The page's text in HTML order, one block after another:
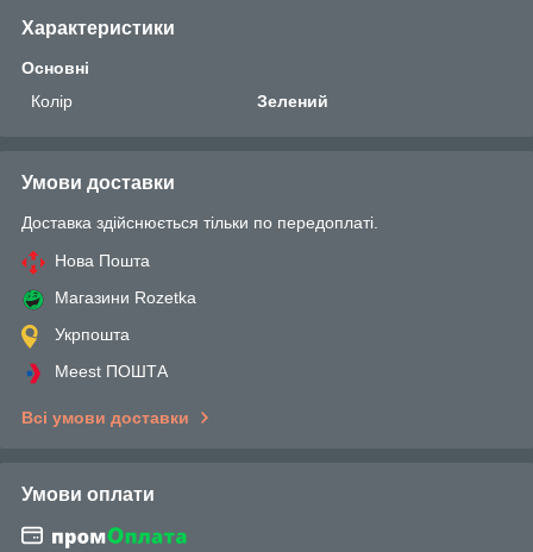
Характеристики
Основні
Колір
Зелений
Умови доставки
Доставка здійснюється тільки по передоплаті.
Нова Пошта
Магазини Rozetka
Укрпошта
Meest ПОШТА
Всі умови доставки
Умови оплати